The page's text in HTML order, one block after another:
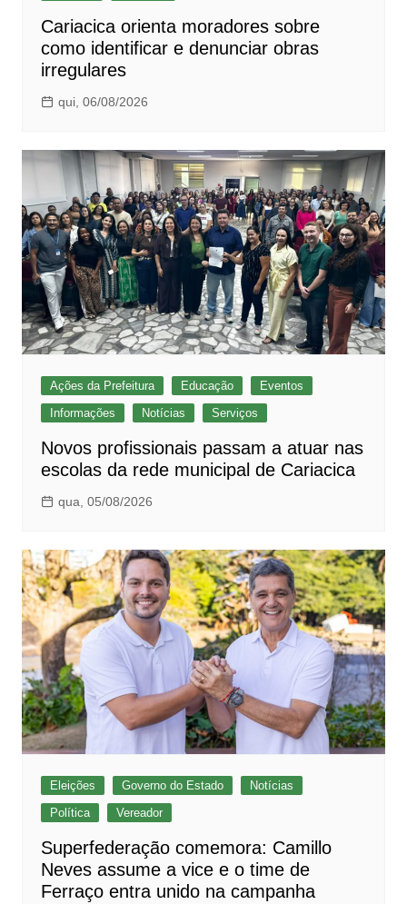
Cariacica orienta moradores sobre
como identificar e denunciar obras
irregulares
qui, 06/08/2026
Ações da Prefeitura Educação
Eventos
Informações
Notícias Serviços
Novos profissionais passam a atuar nas
escolas da rede municipal de Cariacica
qua, 05/08/2026
Eleições Governo do Estado
Notícias
Política
Vereador
Superfederação comemora: Camillo
Neves assume a vice e o time de
Ferraço entra unido na campanha